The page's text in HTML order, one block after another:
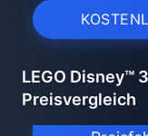
LEGO Disney™
Preisvergleich